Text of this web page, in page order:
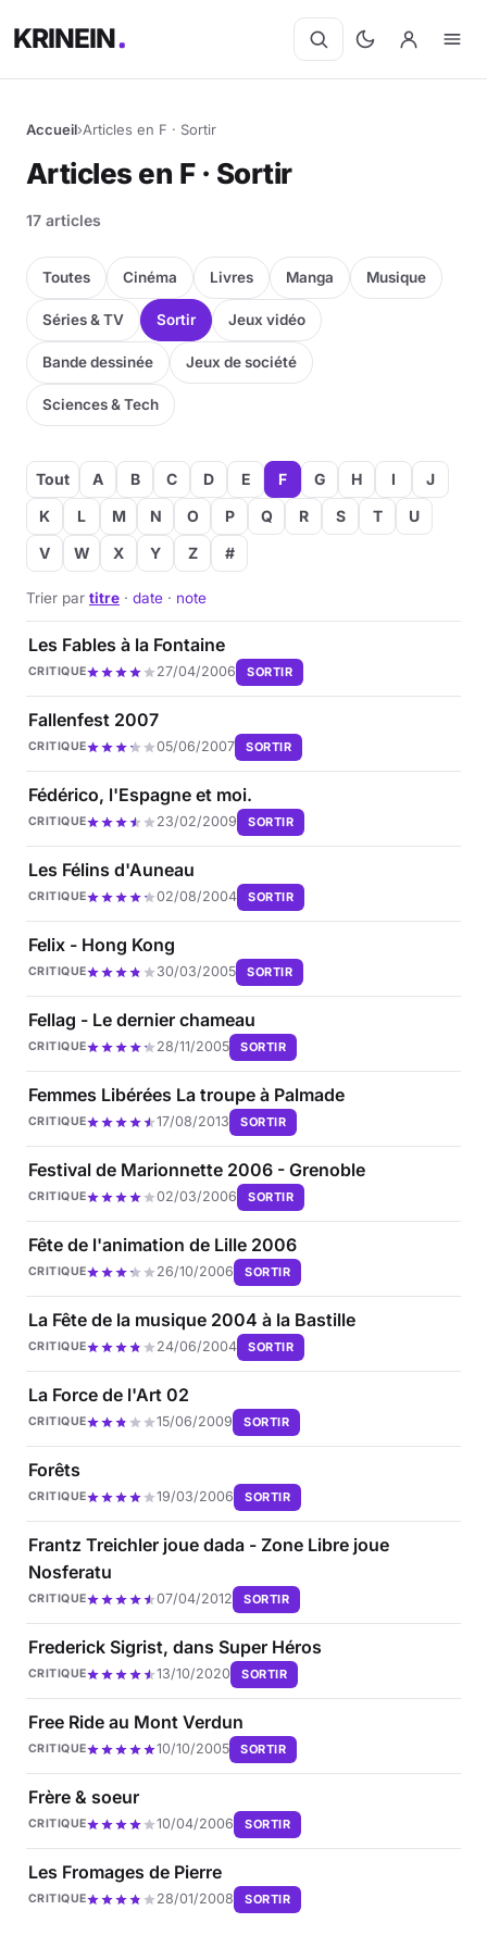
KRINEIN
Accueil›Articles en F · Sortir
Articles en F · Sortir
17 articles
Toutes Cinéma Livres Manga Musique
Séries & TV Sortir Jeux vidéo
Bande dessinée Jeux de société
Sciences & Tech
Tout A B C D E F G H I
J
K
L M N O P Q R S T
U
V
W X Y Z #
Trier par titre · date · note
Les Fables à la Fontaine
CRITIQUE 27/04/2006 SORTIR
Fallenfest 2007
CRITIQUE 05/06/2007 SORTIR
Fédérico, l'Espagne et moi.
CRITIQUE 23/02/2009 SORTIR
Les Félins d'Auneau
CRITIQUE 02/08/2004 SORTIR
Felix - Hong Kong
CRITIQUE 30/03/2005 SORTIR
Fellag - Le dernier chameau
CRITIQUE 28/11/2005 SORTIR
Femmes Libérées La troupe à Palmade
CRITIQUE 17/08/2013 SORTIR
Festival de Marionnette 2006 - Grenoble
CRITIQUE 02/03/2006 SORTIR
Fête de l'animation de Lille 2006
CRITIQUE 26/10/2006 SORTIR
La Fête de la musique 2004 à la Bastille
CRITIQUE 24/06/2004 SORTIR
La Force de l'Art 02
CRITIQUE 15/06/2009 SORTIR
Forêts
CRITIQUE 19/03/2006 SORTIR
Frantz Treichler joue dada - Zone Libre joue
Nosferatu
CRITIQUE 07/04/2012 SORTIR
Frederick Sigrist, dans Super Héros
CRITIQUE 13/10/2020 SORTIR
Free Ride au Mont Verdun
CRITIQUE 10/10/2005 SORTIR
Frère & soeur
CRITIQUE 10/04/2006 SORTIR
Les Fromages de Pierre
CRITIQUE 28/01/2008 SORTIR